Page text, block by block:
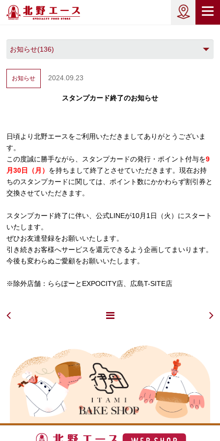
お知らせ 2024.09.23
スタンプカード終了のお知らせ
日頃より北野エースをご利用いただきましてありがとうございま
す。
この度誠に勝手ながら、スタンプカードの発行・ポイント付与を9
月30日（月） を持ちまして終了とさせていただきます。現在お持
ちのスタンプカードに関しては、ポイント数にかかわらず割引券と
交換させていただきます。
スタンプカード終了に伴い、公式LINEが10月1日（火）にスタート
いたします。
ぜひお友達登録をお願いいたします。
引き続きお客様へサービスを還元できるよう企画してまいります。
今後も変わらぬご愛顧をお願いいたします。
※除外店舗：ららぽーとEXPOCITY店、広島T-SITE店